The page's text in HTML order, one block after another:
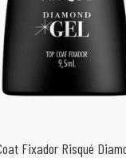
Fixador Risqué